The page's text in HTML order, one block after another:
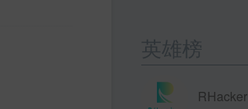
英雄榜
RHacker